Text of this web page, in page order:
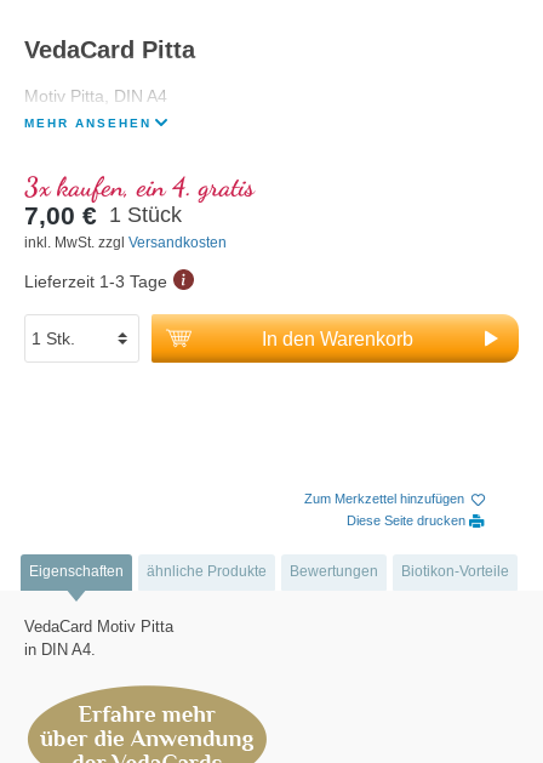
VedaCard Pitta
Motiv Pitta, DIN A4
MEHR ANSEHEN
3x kaufen, ein 4. gratis
7,00 € 1 Stück
inkl. MwSt. zzgl Versandkosten
Lieferzeit 1-3 Tage
In den Warenkorb
Zum Merkzettel hinzufügen
Diese Seite drucken
Eigenschaften ähnliche Produkte Bewertungen Biotikon-Vorteile
VedaCard Motiv Pitta
in DIN A4.